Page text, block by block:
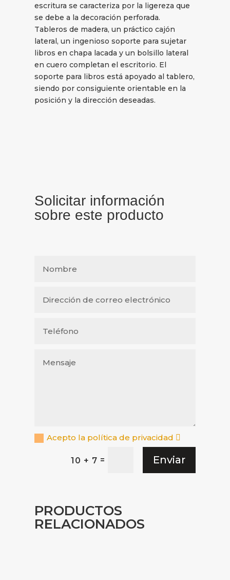
escritura se caracteriza por la ligereza que
se debe a la decoración perforada.
Tableros de madera, un práctico cajón
lateral, un ingenioso soporte para sujetar
libros en chapa lacada y un bolsillo lateral
en cuero completan el escritorio. El
soporte para libros está apoyado al tablero,
siendo por consiguiente orientable en la
posición y la dirección deseadas.
Solicitar información
sobre este producto
Acepto la política de privacidad
10 + 7 = Enviar
PRODUCTOS
RELACIONADOS